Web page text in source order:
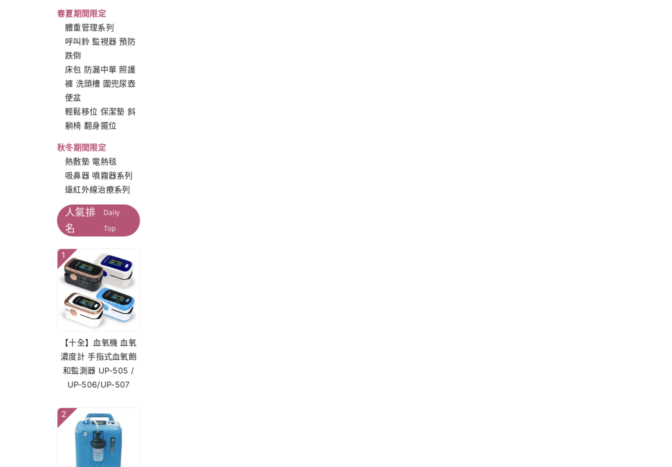
春夏期間限定
體重管理系列
呼叫鈴 監視器 預防
跌倒
床包 防漏中單 照護
褲 洗頭槽 圍兜尿壺
便盆
輕鬆移位 保潔墊 斜
躺椅 翻身擺位
秋冬期間限定
熱敷墊 電熱毯
吸鼻器 噴霧器系列
遠紅外線治療系列
人氣排
名
Daily
Top
1
【十全】血氧機 血氧
濃度計 手指式血氧飽
和監測器 UP-505 /
UP-506/UP-507
2